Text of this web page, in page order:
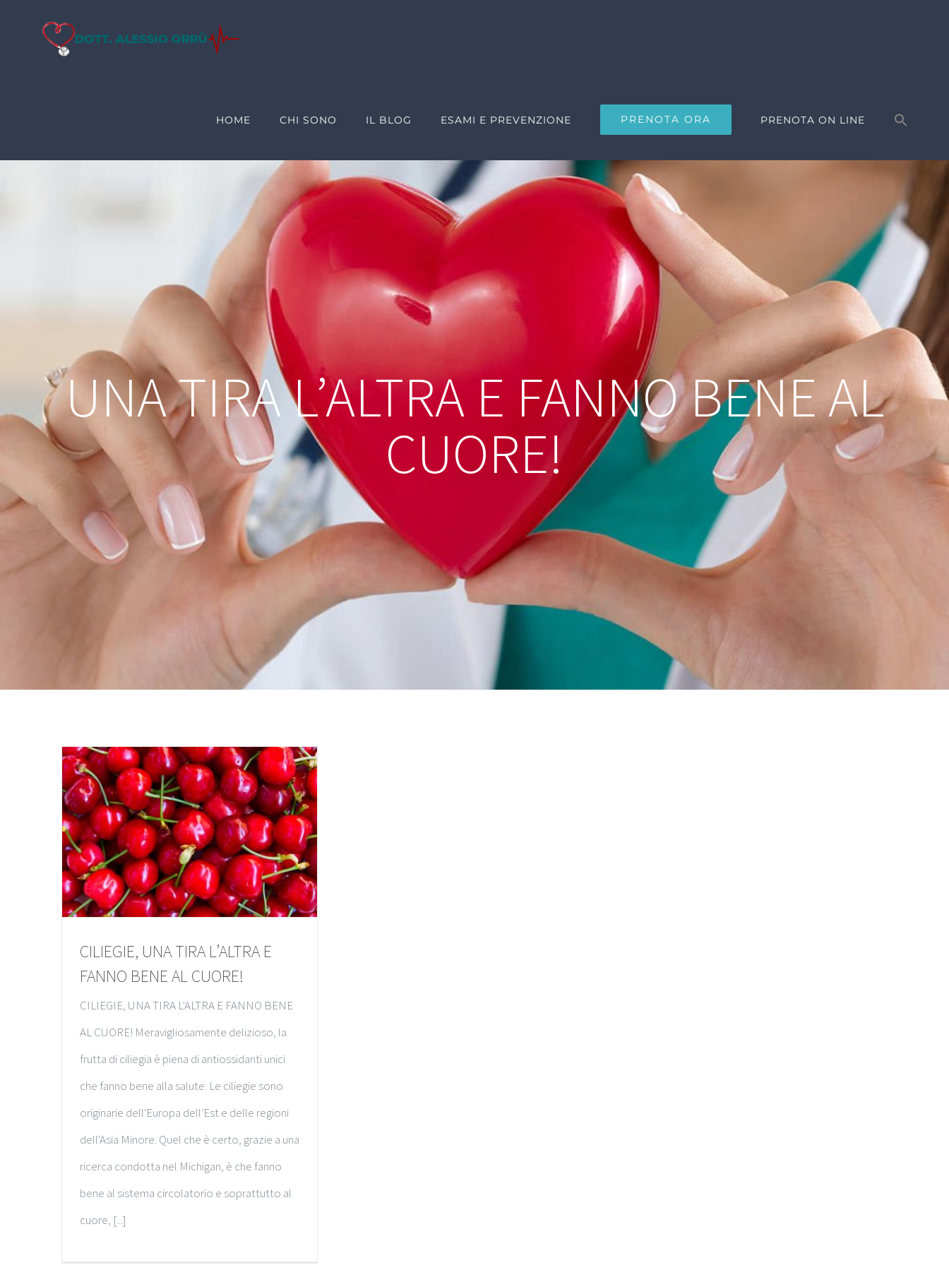
HOME CHI SONO IL BLOG ESAMI E PREVENZIONE PRENOTA ORA PRENOTA ON LINE
UNA TIRA L’ALTRA E FANNO BENE AL
CUORE!
CILIEGIE, UNA TIRA L’ALTRA E
FANNO BENE AL CUORE!
CILIEGIE, UNA TIRA L'ALTRA E FANNO BENE
AL CUORE! Meravigliosamente delizioso, la
frutta di ciliegia è piena di antiossidanti unici
che fanno bene alla salute. Le ciliegie sono
originarie dell'Europa dell'Est e delle regioni
dell'Asia Minore. Quel che è certo, grazie a una
ricerca condotta nel Michigan, è che fanno
bene al sistema circolatorio e soprattutto al
cuore, [...]